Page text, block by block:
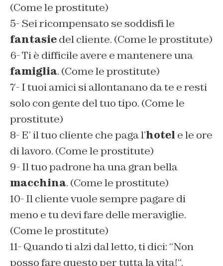
(Come le prostitute)
5- Sei ricompensato se soddisfi le
fantasiedel cliente. (Come le prostitute)
6- Ti è difficile avere e mantenere una
famiglia. (Come le prostitute)
7- I tuoi amici si allontanano da te e resti
solo con gente del tuo tipo. (Come le
prostitute)
8- E’ il tuo cliente che paga l’hotel e le ore
di lavoro. (Come le prostitute)
9- Il tuo padrone ha una gran bella
macchina. (Come le prostitute)
10- Il cliente vuole sempre pagare di
meno e tu devi fare delle meraviglie.
(Come le prostitute)
11- Quando ti alzi dal letto, ti dici: “Non
posso fare questo per tutta la vita!“.